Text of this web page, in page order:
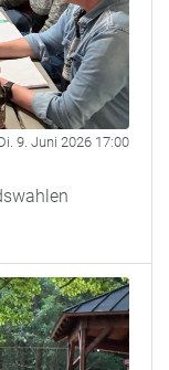
9. Juni 2026 17:00